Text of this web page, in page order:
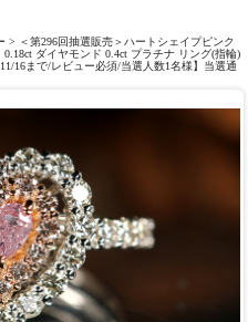
> ＜第296回抽選販売＞ハートシェイプピンク
ダイヤモンド 0.4ct プラチナ リング(指輪)
16まで/レビュー必須/当選人数1名様】当選通